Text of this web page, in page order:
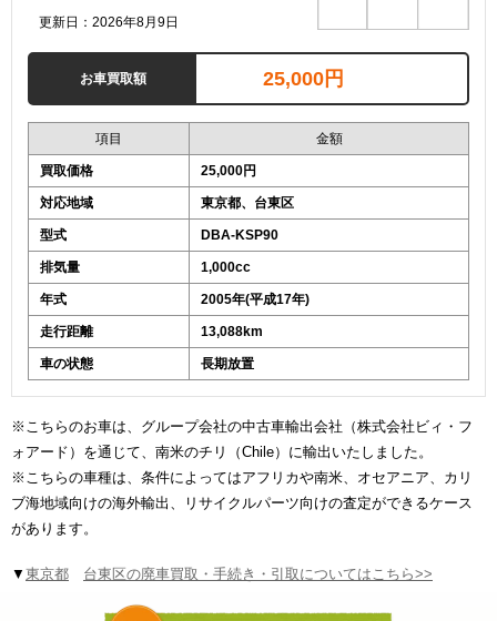
更新日：2026年8月9日
お車買取額 25,000円
項目 金額
買取価格 25,000円
対応地域 東京都、台東区
型式 DBA-KSP90
排気量 1,000cc
年式 2005年(平成17年)
走行距離 13,088km
車の状態 長期放置
※こちらのお車は、グループ会社の中古車輸出会社（株式会社ビィ・フ
ォアード）を通じて、南米のチリ（Chile）に輸出いたしました。
※こちらの車種は、条件によってはアフリカや南米、オセアニア、カリ
ブ海地域向けの海外輸出、リサイクルパーツ向けの査定ができるケース
があります。
▼ 東京都 台東区の廃車買取・手続き・引取についてはこちら>>